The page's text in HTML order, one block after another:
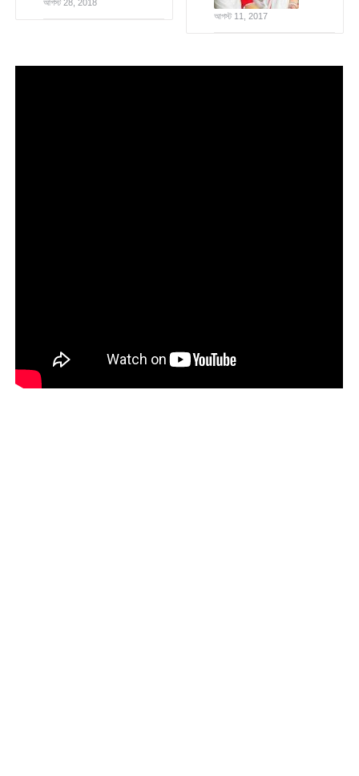
আগস্ট 28, 2018
আগস্ট 11, 2017